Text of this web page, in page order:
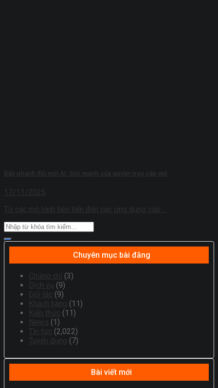
Đẩy nhanh đổi mới AI: Sức mạnh của quyền truy cập mở
17/11/2025
Từ các mô hình tiên tiến đến các ứng dụng cấp ...
Chuyên mục bài đăng
Chứng chỉ (3)
Dịch vụ (9)
Đối tác (9)
Khách hàng (11)
Kiến thức (11)
News (1)
Tin tức (2,022)
Tuyển dụng (7)
Bài viết mới